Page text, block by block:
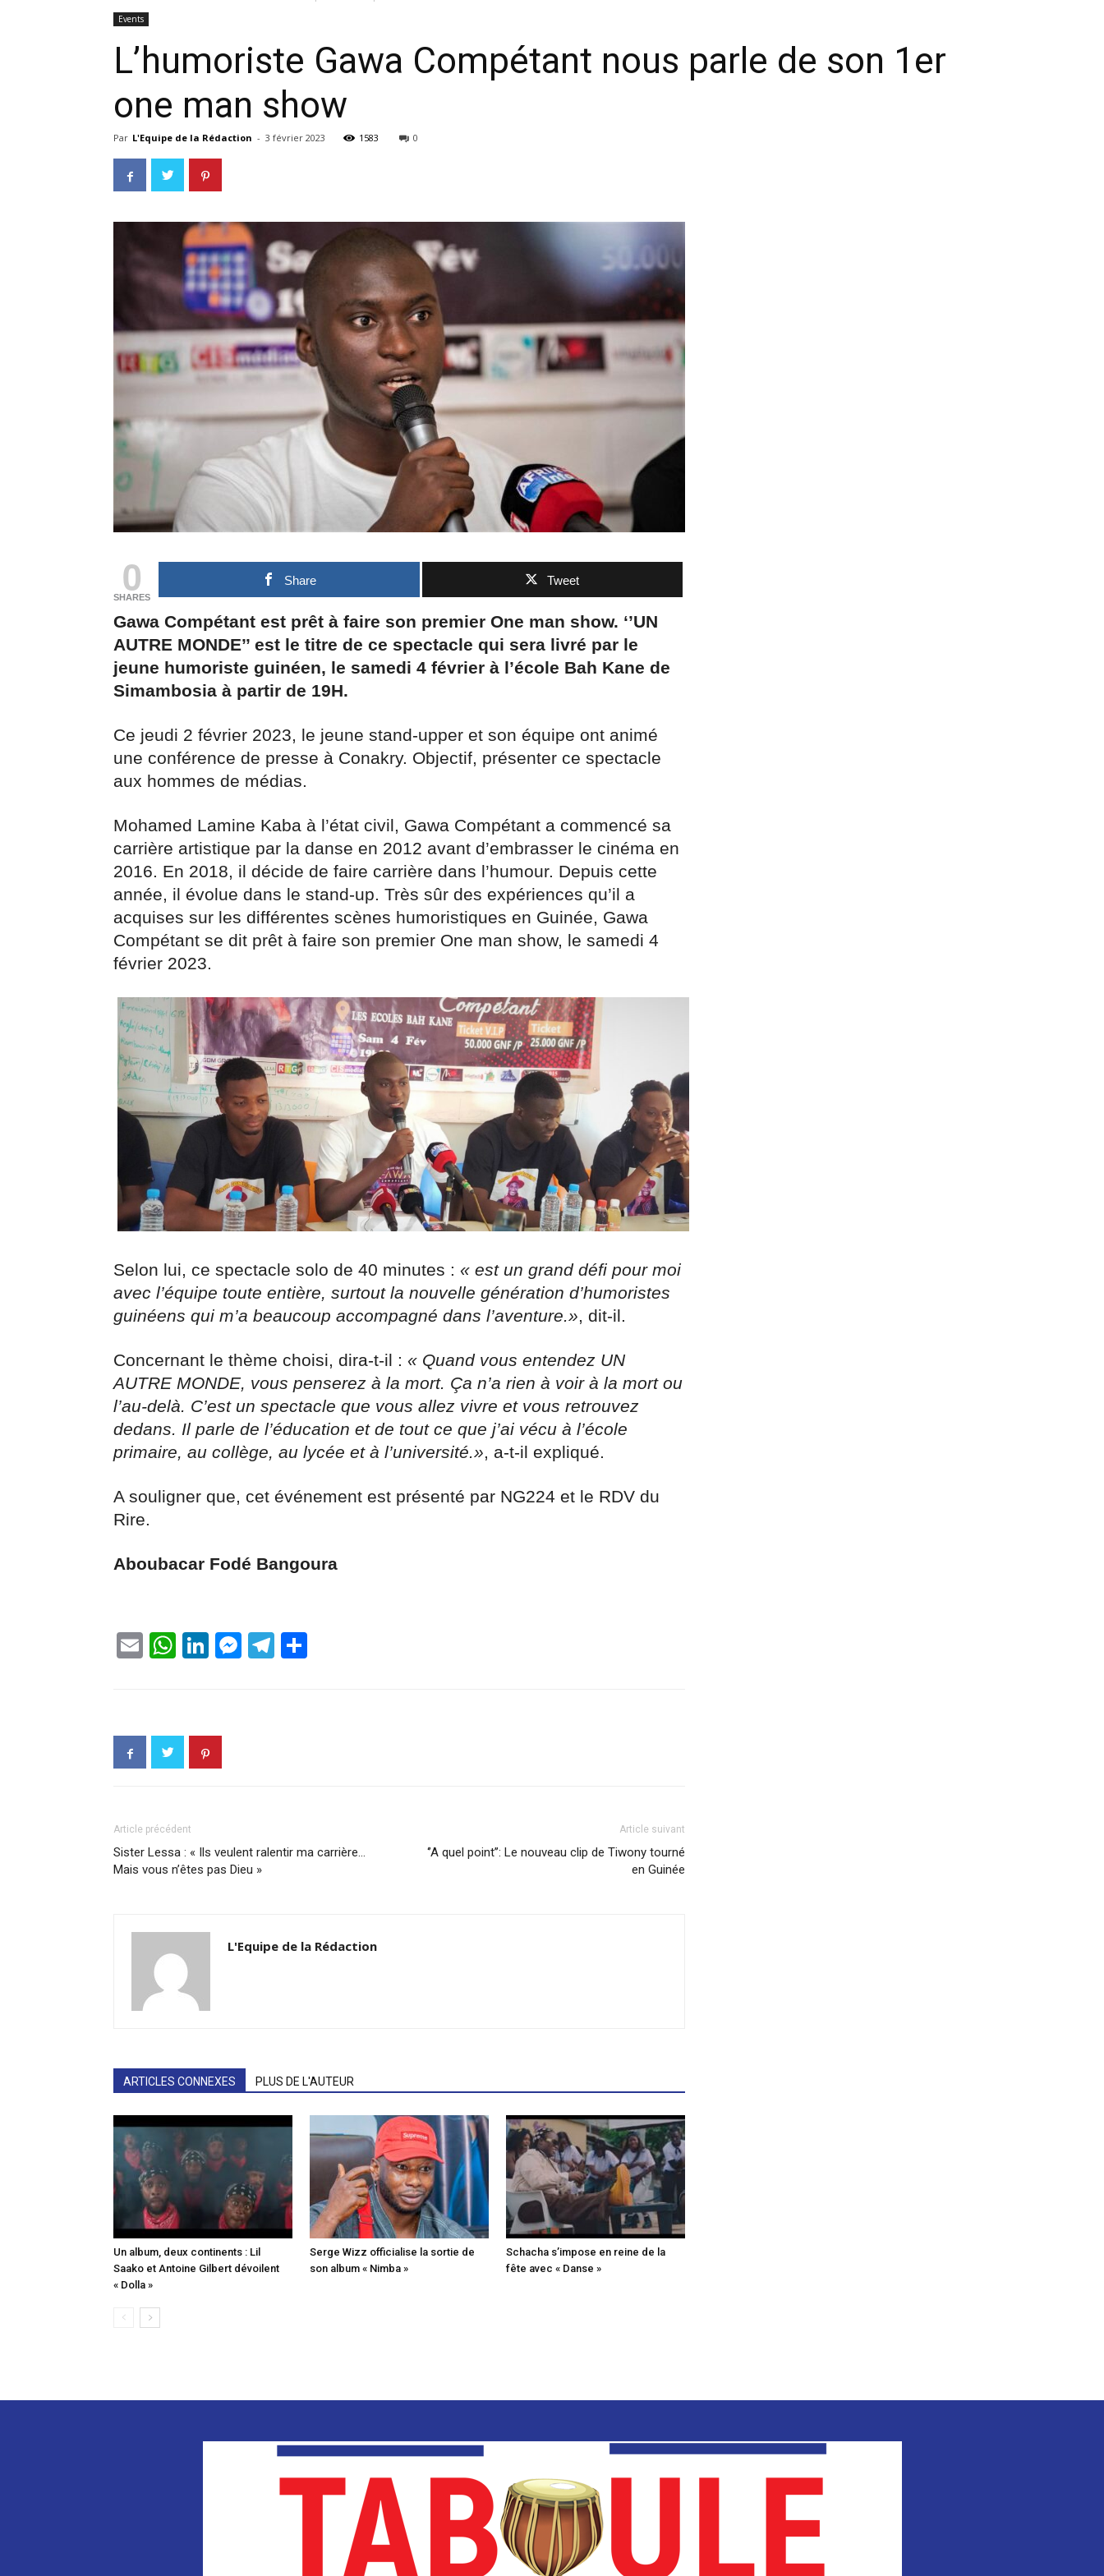
Events
L’humoriste Gawa Compétant nous parle de son 1er
one man show
Par L'Equipe de la Rédaction - 3 février 2023 1583 0
0
SHARES
Share Tweet
Gawa Compétant est prêt à faire son premier One man show. ‘’UN
AUTRE MONDE’’ est le titre de ce spectacle qui sera livré par le
jeune humoriste guinéen, le samedi 4 février à l’école Bah Kane de
Simambosia à partir de 19H.
Ce jeudi 2 février 2023, le jeune stand-upper et son équipe ont animé
une conférence de presse à Conakry. Objectif, présenter ce spectacle
aux hommes de médias.
Mohamed Lamine Kaba à l’état civil, Gawa Compétant a commencé sa
carrière artistique par la danse en 2012 avant d’embrasser le cinéma en
2016. En 2018, il décide de faire carrière dans l’humour. Depuis cette
année, il évolue dans le stand-up. Très sûr des expériences qu’il a
acquises sur les différentes scènes humoristiques en Guinée, Gawa
Compétant se dit prêt à faire son premier One man show, le samedi 4
février 2023.
Selon lui, ce spectacle solo de 40 minutes : « est un grand défi pour moi
avec l’équipe toute entière, surtout la nouvelle génération d’humoristes
guinéens qui m’a beaucoup accompagné dans l’aventure.», dit-il.
Concernant le thème choisi, dira-t-il : « Quand vous entendez UN
AUTRE MONDE, vous penserez à la mort. Ça n’a rien à voir à la mort ou
l’au-delà. C’est un spectacle que vous allez vivre et vous retrouvez
dedans. Il parle de l’éducation et de tout ce que j’ai vécu à l’école
primaire, au collège, au lycée et à l’université.», a-t-il expliqué.
A souligner que, cet événement est présenté par NG224 et le RDV du
Rire.
Aboubacar Fodé Bangoura
EmailWhatsApp
LinkedIn
Messenger
Telegram
Article précédent
Sister Lessa : « Ils veulent ralentir ma carrière…
Mais vous n’êtes pas Dieu »
Article suivant
‘’A quel point’’: Le nouveau clip de Tiwony tourné
en Guinée
L'Equipe de la Rédaction
ARTICLES CONNEXES PLUS DE L'AUTEUR
Un album, deux continents : Lil
Saako et Antoine Gilbert dévoilent
« Dolla »
Serge Wizz officialise la sortie de
son album « Nimba »
Schacha s’impose en reine de la
fête avec « Danse »